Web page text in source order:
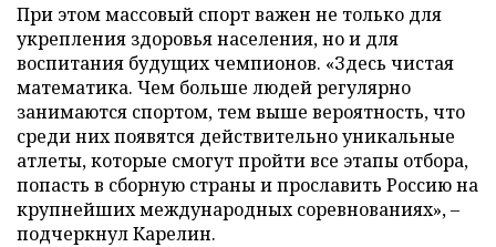
При этом массовый спорт важен не только для
укрепления здоровья населения, но и для
воспитания будущих чемпионов. «Здесь чистая
математика. Чем больше людей регулярно
занимаются спортом, тем выше вероятность, что
среди них появятся действительно уникальные
атлеты, которые смогут пройти все этапы отбора,
попасть в сборную страны и прославить Россию на
крупнейших международных соревнованиях», –
подчеркнул Карелин.